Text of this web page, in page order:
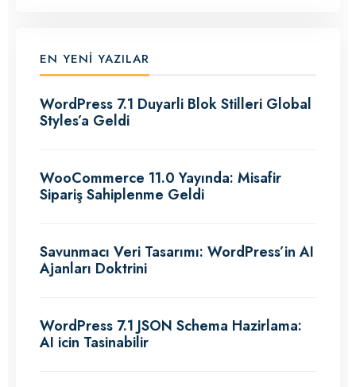
EN YENI YAZILAR
WordPress 7.1 Duyarli Blok Stilleri Global
Styles’a Geldi
WooCommerce 11.0 Yayında: Misafir
Sipariş Sahiplenme Geldi
Savunmacı Veri Tasarımı: WordPress’in AI
Ajanları Doktrini
WordPress 7.1 JSON Schema Hazirlama:
AI icin Tasinabilir